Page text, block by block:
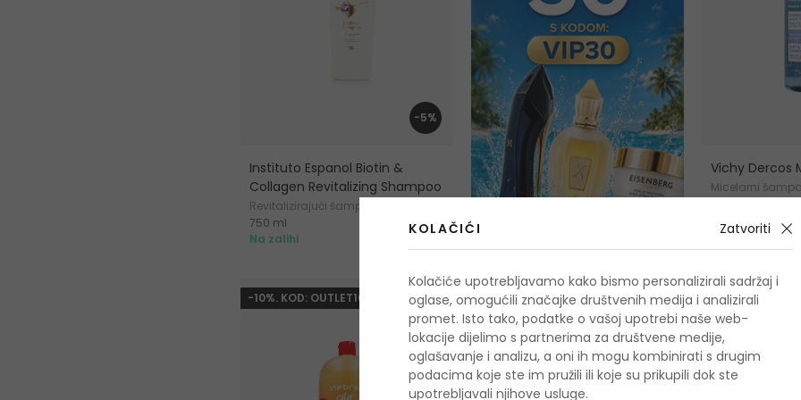
-5%
Instituto Espanol Biotin &
Collagen Revitalizing Shampoo
Revitalizirajući šampon
750 ml
Na zalihi
16,50 €
Vichy Dercos
Micelarni
400 ml
-10%. KOD: OUTLET10 -20%. KOD:
KOLAČIĆI Zatvoriti
Kolačiće upotrebljavamo kako bismo personalizirali sadržaj i
oglase, omogućili značajke društvenih medija i analizirali
promet. Isto tako, podatke o vašoj upotrebi naše web-
lokacije dijelimo s partnerima za društvene medije,
oglašavanje i analizu, a oni ih mogu kombinirati s drugim
podacima koje ste im pružili ili koje su prikupili dok ste
upotrebljavali njihove usluge.